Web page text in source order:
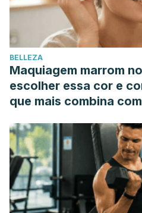
BELLEZA
Maquiagem marrom
escolher essa cor e
que mais combina